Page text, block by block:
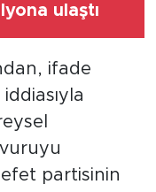
ulaştı
ifade
partisinin